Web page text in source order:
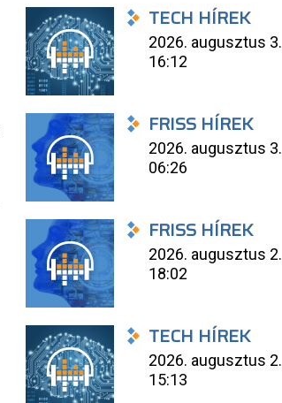
TECH HÍREK
2026. augusztus 3.
16:12
FRISS HÍREK
2026. augusztus 3.
06:26
FRISS HÍREK
2026. augusztus 2.
18:02
TECH HÍREK
2026. augusztus 2.
15:13